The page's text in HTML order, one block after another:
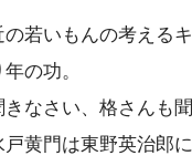
の若いもんの考える
の功。
なさい、格さんも聞
黄門は東野英治郎に